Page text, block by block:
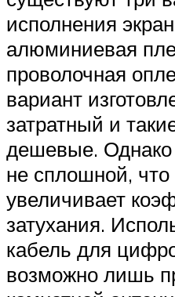
исполнения
алюминиевая
проволочная
вариант
затратный и
дешевые.
не сплошной,
увеличивает
затухания.
кабель для
возможно лишь